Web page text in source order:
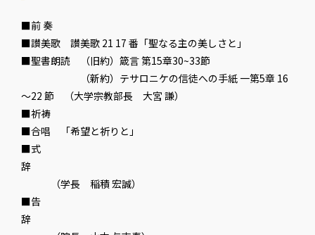
■前 奏
■讃美歌 讃美歌 21 17 番「聖なる主の美しさと」
■聖書朗読 （旧約）箴言 第15章30~33節
（新約）テサロニケの信徒への手紙 一第5章 16
～22 節 （大学宗教部長 大宮 謙）
■祈祷
■合唱 「希望と祈りと」
■式
辞
（学長 稲積 宏誠）
■告
辞